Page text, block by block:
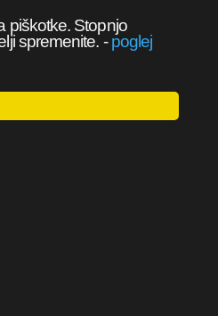
piškotke. Stopnjo
spremenite. -poglej